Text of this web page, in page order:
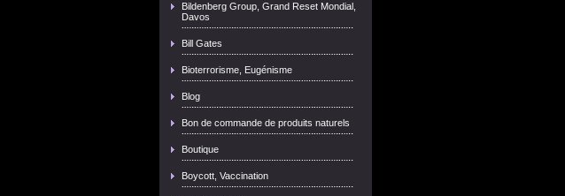
Bildenberg Group, Grand Reset Mondial,
Davos
Bill Gates
Bioterrorisme, Eugénisme
Blog
Bon de commande de produits naturels
Boutique
Boycott, Vaccination